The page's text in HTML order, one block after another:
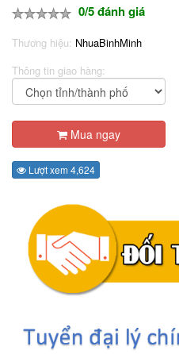
0/5 đánh giá
Thương hiệu: NhuaBinhMinh
Thông tin giao hàng:
Mua ngay
Lượt xem 4,624